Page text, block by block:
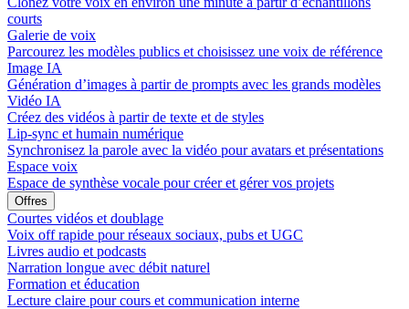
courts
Galerie de voix
Parcourez les modèles publics et choisissez une voix de référence
Image IA
Génération d’images à partir de prompts avec les grands modèles
Vidéo IA
Créez des vidéos à partir de texte et de styles
Lip-sync et humain numérique
Synchronisez la parole avec la vidéo pour avatars et présentations
Espace voix
Espace de synthèse vocale pour créer et gérer vos projets
Offres
Courtes vidéos et doublage
Voix off rapide pour réseaux sociaux, pubs et UGC
Livres audio et podcasts
Narration longue avec débit naturel
Formation et éducation
Lecture claire pour cours et communication interne